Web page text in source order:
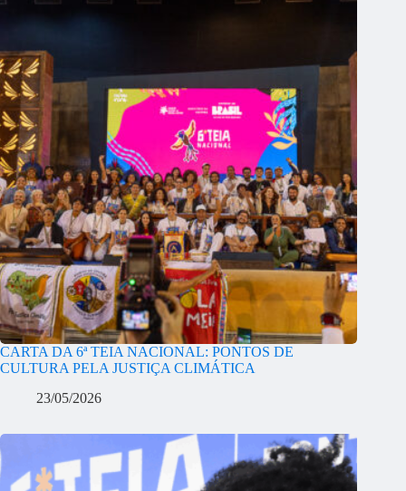
CARTA DA 6ª TEIA NACIONAL: PONTOS DE
CULTURA PELA JUSTIÇA CLIMÁTICA
23/05/2026